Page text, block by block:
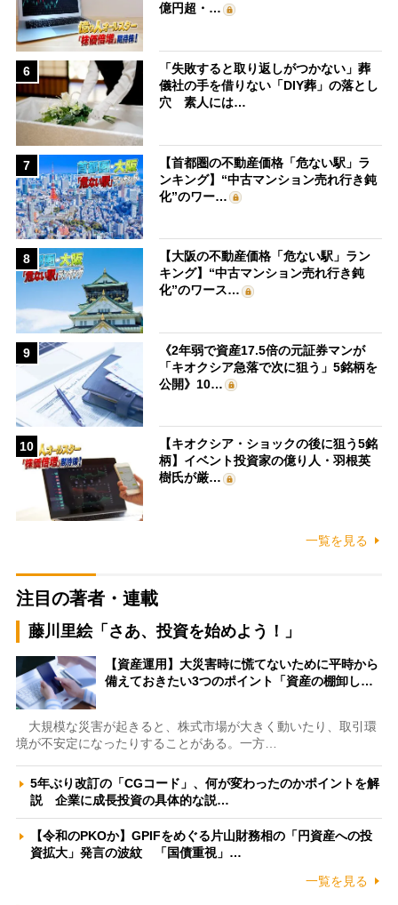
億円超・…
6
「失敗すると取り返しがつかない」葬
儀社の手を借りない「DIY葬」の落とし
穴 素人には…
7
【首都圏の不動産価格「危ない駅」ラ
ンキング】“中古マンション売れ行き鈍
化”のワー…
8
【大阪の不動産価格「危ない駅」ラン
キング】“中古マンション売れ行き鈍
化”のワース…
9
《2年弱で資産17.5倍の元証券マンが
「キオクシア急落で次に狙う」5銘柄を
公開》10…
10
【キオクシア・ショックの後に狙う5銘
柄】イベント投資家の億り人・羽根英
樹氏が厳…
一覧を見る
注目の著者・連載
藤川里絵「さあ、投資を始めよう！」
【資産運用】大災害時に慌てないために平時から
備えておきたい3つのポイント「資産の棚卸し…
大規模な災害が起きると、株式市場が大きく動いたり、取引環
境が不安定になったりすることがある。一方…
5年ぶり改訂の「CGコード」、何が変わったのかポイントを解
説 企業に成長投資の具体的な説…
【令和のPKOか】GPIFをめぐる片山財務相の「円資産への投
資拡大」発言の波紋 「国債重視」…
一覧を見る